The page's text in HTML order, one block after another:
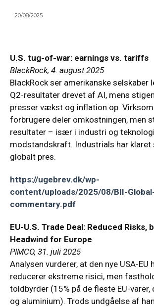
20/08/2025
U.S. tug-of-war: earnings vs. tariffs
BlackRock, 4. august 2025
BlackRock ser amerikanske selskaber
Q2-resultater drevet af AI, mens
presser vækst og inflation op.
forbrugere deler omkostningen, men
resultater – især i industri og
modstandskraft. Industrials har
globalt pres.
https://ugebrev.dk/wp-
content/uploads/2025/08/BII-
commentary.pdf
EU-U.S. Trade Deal: Reduced Risks,
Headwind for Europe
PIMCO, 31. juli 2025
Analysen vurderer, at den nye USA-EU
reducerer ekstreme risici, men
toldbyrder (15% på de fleste EU-varer,
og aluminium). Trods undgåelse af